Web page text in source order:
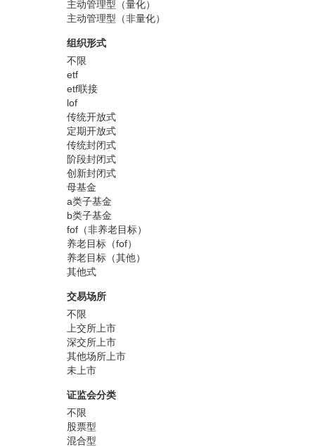
主动管理型（量化）
主动管理型（非量化）
组织形式
不限
etf
etf联接
lof
传统开放式
定期开放式
传统封闭式
阶段封闭式
创新封闭式
母基金
a类子基金
b类子基金
fof（非养老目标）
养老目标（fof）
养老目标（其他）
其他式
交易场所
不限
上交所上市
深交所上市
其他场所上市
未上市
证监会分类
不限
股票型
混合型